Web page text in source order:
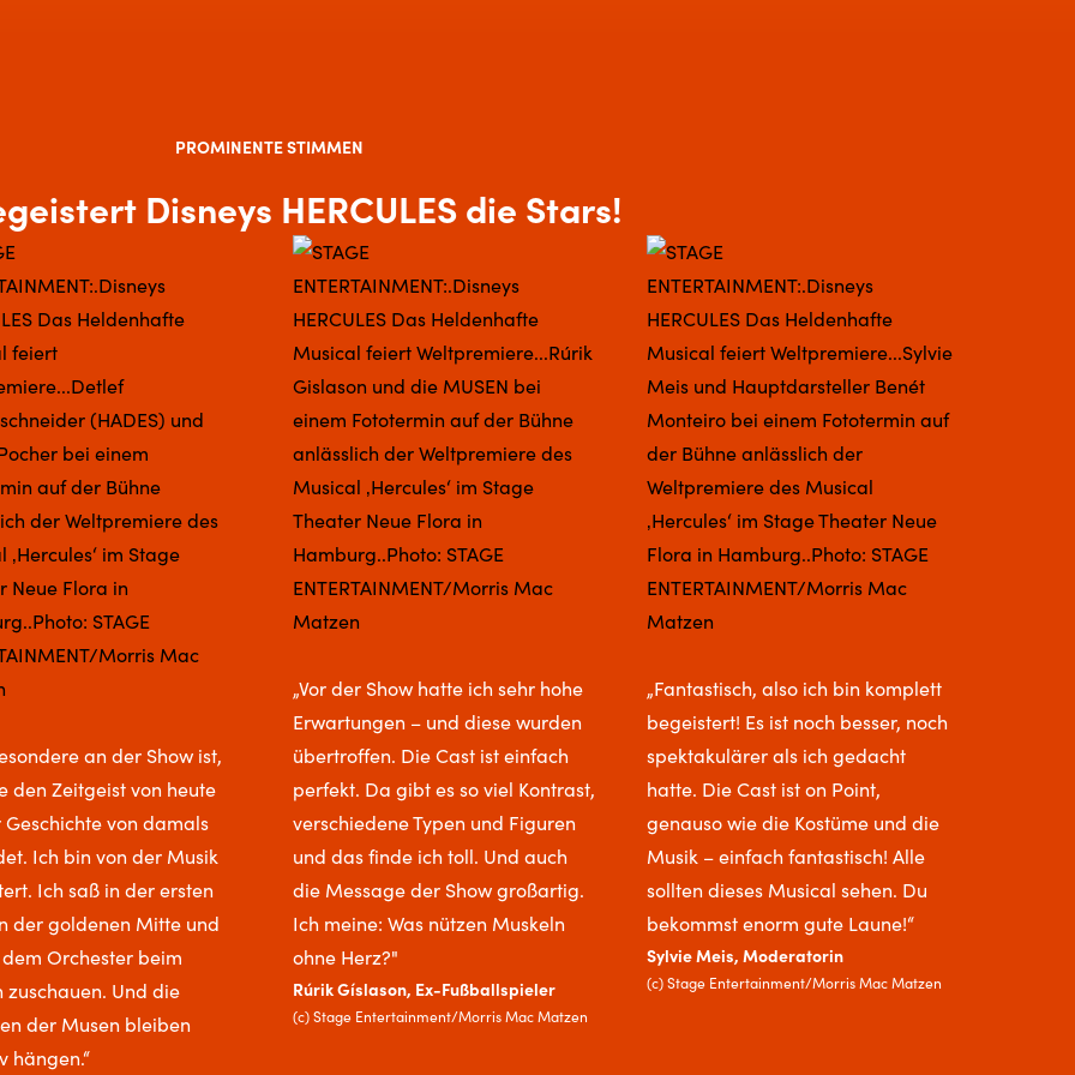
PROMINENTE STIMMEN
Disneys HERCULES die Stars!
an der Show ist,
den Zeitgeist von heute
von damals
Ich bin von der Musik
Ich saß in der ersten
der goldenen Mitte und
Orchester beim
zuschauen. Und die
der Musen bleiben
hängen.“
„Vor der Show hatte ich sehr hohe
Erwartungen – und diese wurden
übertroffen. Die Cast ist einfach
perfekt. Da gibt es so viel Kontrast,
verschiedene Typen und Figuren
und das finde ich toll. Und auch
die Message der Show großartig.
Ich meine: Was nützen Muskeln
ohne Herz?"
Rúrik Gíslason, Ex-Fußballspieler
(c) Stage Entertainment/Morris Mac Matzen
„Fantastisch, also ich bin komplett
begeistert! Es ist noch besser, noch
spektakulärer als ich gedacht
hatte. Die Cast ist on Point,
genauso wie die Kostüme und die
Musik – einfach fantastisch! Alle
sollten dieses Musical sehen. Du
bekommst enorm gute Laune!“
Sylvie Meis, Moderatorin
(c) Stage Entertainment/Morris Mac Matzen